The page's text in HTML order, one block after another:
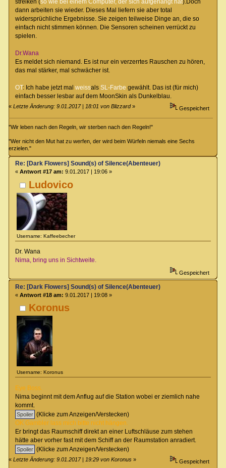
streiken (so wie bei einem Computer, der sich aufgehängt hat).Doch
dann arbeiten sie wieder. Dieses Mal liefern sie aber total
widersprüchliche Ergebnisse. Sie zeigen teilweise Dinge an, die so
einfach nicht stimmen können. Die Sensoren scheinen verrückt zu
spielen.
Dr.Wana
Es meldet sich niemand. Es ist nur ein verzerrtes Rauschen zu hören,
das mal stärker, mal schwächer ist.
OT: Ich habe jetzt mal weissals SL-Farbe gewählt. Das ist (für mich)
einfach besser lesbar auf dem MoonSkin als Dunkelblau.
«Letzte Änderung: 9.01.2017 | 18:01 von Blizzard» Gespeichert
"Wir leben nach den Regeln, wir sterben nach den Regeln!"
"Wer nicht den Mut hat zu werfen, der wird beim Würfeln niemals eine Sechs
erzielen."
Ludovico
Username: Kaffeebecher
Re: [Dark Flowers] Sound(s) of Silence(Abenteuer)
« Antwort #17 am: 9.01.2017 | 19:06 »
Dr. Wana
Nima, bring uns in Sichtweite.
Gespeichert
Koronus
Username: Koronus
Re: [Dark Flowers] Sound(s) of Silence(Abenteuer)
« Antwort #18 am: 9.01.2017 | 19:08 »
Eye Boss.
Nima beginnt mit dem Anflug auf die Station wobei er ziemlich nahe
kommt.
(Klicke zum Anzeigen/Verstecken)
OK Gambler lass mich bitte nicht hängen.
Er bringt das Raumschiff direkt an einer Luftschläuse zum stehen
hätte aber vorher fast mit dem Schiff an der Raumstation anradiert.
(Klicke zum Anzeigen/Verstecken)
«Letzte Änderung: 9.01.2017 | 19:29 von Koronus » Gespeichert